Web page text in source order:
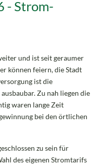
- Strom-
und ist seit geraumer
können feiern, die Stadt
ist die
Zu nah liegen die
waren lange Zeit
bei den örtlichen
zu sein für
des eigenen Stromtarifs